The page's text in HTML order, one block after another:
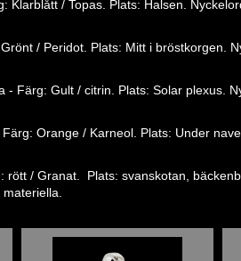
Klarblått / Topas. Plats: Halsen.
/ Peridot. Plats: Mitt i bröstkorgen.
- Färg: Gult / citrin. Plats: Solar plexus.
Orange / Karneol. Plats: Under
rött / Granat. Plats: svanskotan,